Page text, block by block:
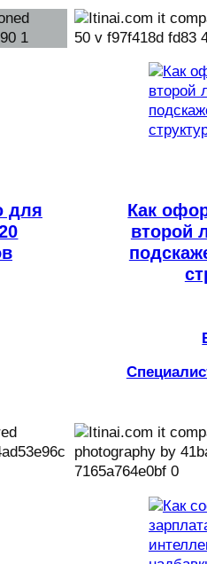
для
Как
второй